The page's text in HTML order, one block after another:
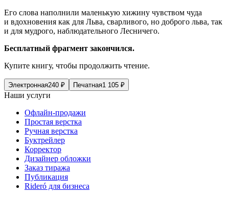
Его слова наполнили маленькую хижину чувством чуда
и вдохновения как для Льва, сварливого, но доброго льва, так
и для мудрого, наблюдательного Лесничего.
Бесплатный фрагмент закончился.
Купите книгу, чтобы продолжить чтение.
Электронная240 ₽ Печатная1 105 ₽
Наши услуги
Офлайн-продажи
Простая верстка
Ручная верстка
Буктрейлер
Корректор
Дизайнер обложки
Заказ тиража
Публикация
Rideró для бизнеса